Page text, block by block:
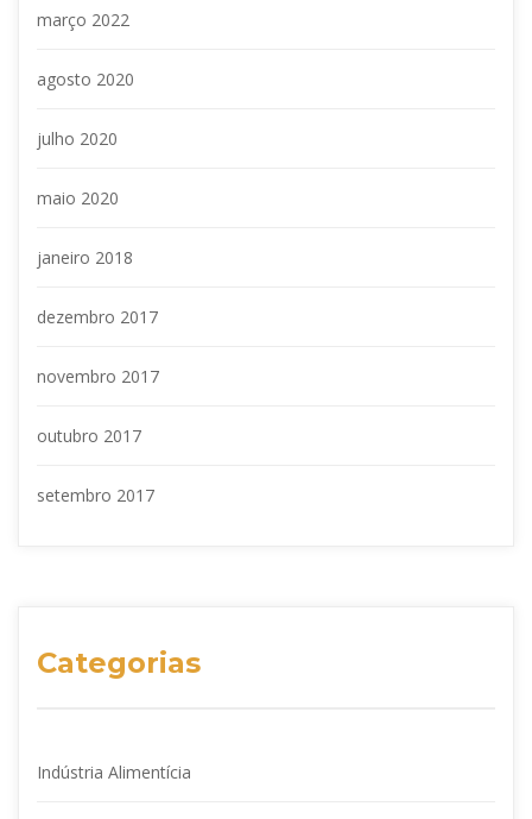
março 2022
agosto 2020
julho 2020
maio 2020
janeiro 2018
dezembro 2017
novembro 2017
outubro 2017
setembro 2017
Categorias
Indústria Alimentícia